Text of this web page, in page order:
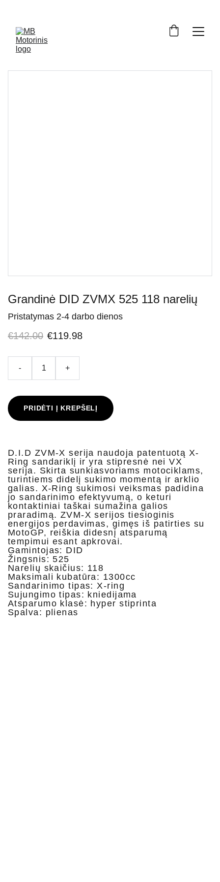
Grandinė DID ZVMX 525 118 narelių
Pristatymas 2-4 darbo dienos
€142.00 €119.98
- +
PRIDĖTI Į KREPŠELĮ
D.I.D ZVM-X serija naudoja patentuotą X-
Ring sandariklį ir yra stipresnė nei VX
serija. Skirta sunkiasvoriams motociklams,
turintiems didelį sukimo momentą ir arklio
galias. X-Ring sukimosi veiksmas padidina
jo sandarinimo efektyvumą, o keturi
kontaktiniai taškai sumažina galios
praradimą. ZVM-X serijos tiesioginis
energijos perdavimas, gimęs iš patirties su
MotoGP, reiškia didesnį atsparumą
tempimui esant apkrovai.
Gamintojas: DID
Žingsnis: 525
Narelių skaičius: 118
Maksimali kubatūra: 1300cc
Sandarinimo tipas: X-ring
Sujungimo tipas: kniedijama
Atsparumo klasė: hyper stiprinta
Spalva: plienas